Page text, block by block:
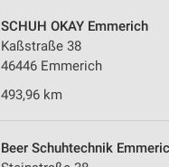
SCHUH OKAY Emmerich
Kaßstraße 38
46446 Emmerich
493,96 km
Beer Schuhtechnik